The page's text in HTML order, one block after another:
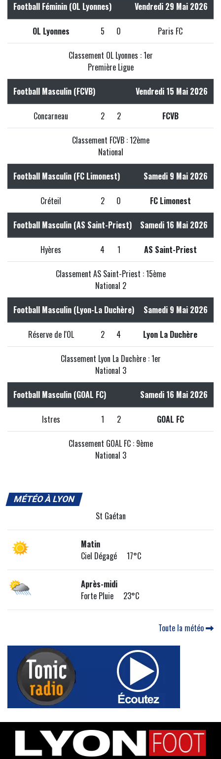
Football Féminin (OL Lyonnes) Vendredi 29 Mai 2026
OL Lyonnes 5 0 Paris FC
Classement OL Lyonnes : 1er
Première Ligue
Football Masculin (FCVB) Vendredi 15 Mai 2026
Concarneau 2 2 FCVB
Classement FCVB : 12ème
National
Football Masculin (FC Limonest) Samedi 9 Mai 2026
Créteil 2 0 FC Limonest
Football Masculin (AS Saint-Priest) Samedi 16 Mai 2026
Hyères 4 1 AS Saint-Priest
Classement AS Saint-Priest : 15ème
National 2
Football Masculin (Lyon-La Duchère) Samedi 9 Mai 2026
Réserve de l'OL 2 4 Lyon La Duchère
Classement Lyon La Duchère : 1er
National 3
Football Masculin (GOAL FC) Samedi 16 Mai 2026
Istres 1 2 GOAL FC
Classement GOAL FC : 9ème
National 3
MÉTÉO À LYON
St Gaétan
Matin
Ciel Dégagé 17°C
Après-midi
Forte Pluie 23°C
Toute la météo